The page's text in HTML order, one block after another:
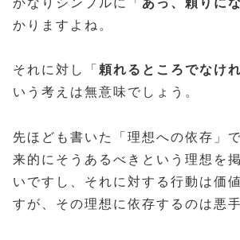
かりますよね。
それに対し「 頼れるところでなけ
いう考えは無意味でしょう。
先ほども書いた「理想への依存」
来的にそうあるべきという理想を
いですし、それに対する行動は価
すが、その理想に依存するのは悪手